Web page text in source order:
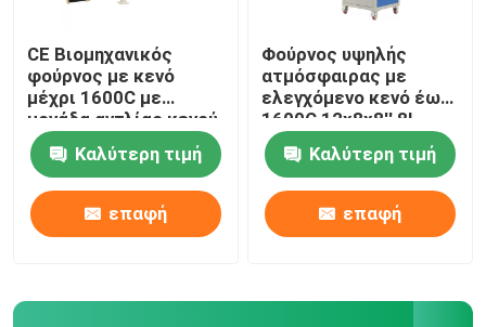
CE Βιομηχανικός
φούρνος με κενό
μέχρι 1600C με
μονάδα αντλίας κενού
διάχυσης
Καλύτερη τιμή
επαφή
Φούρνος υψηλής
ατμόσφαιρας με
ελεγχόμενο κενό έως
1600C 12x8x8′′ 8L
Καλύτερη τιμή
επαφή